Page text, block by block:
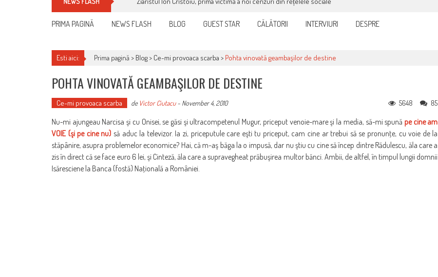
PRIMA PAGINĂ NEWS FLASH BLOG GUEST STAR CĂLĂTORII INTERVIURI DESPRE
Esti aici: Prima pagină > Blog> Ce-mi provoaca scarba > Pohta vinovată geambaşilor de destine
POHTA VINOVATĂ GEAMBAŞILOR DE DESTINE
Ce-mi provoaca scarba de Victor Ciutacu- November 4, 2010 85
5648
Nu-mi ajungeau Narcisa şi cu Onisei, se găsi şi ultracompetenul Mugur, priceput venoie-mare şi la media, să-mi spună pe cine am
VOIE (şi pe cine nu) să aduc la televizor. Ia zi, priceputule care eşti tu priceput, cam cine ar trebui să se pronunţe, cu voie de la
stăpânire, asupra problemelor economice? Hai, că m-aş băga la o impusă, dar nu ştiu cu cine să încep dintre Rădulescu, ăla care a
zis în direct că se face euro 6 lei, şi Cinteză, ăla care a supravegheat prăbuşirea multor bănci. Ambii, de altfel, în timpul lungii domnii
Isăresciene la Banca (fostă) Naţională a României.